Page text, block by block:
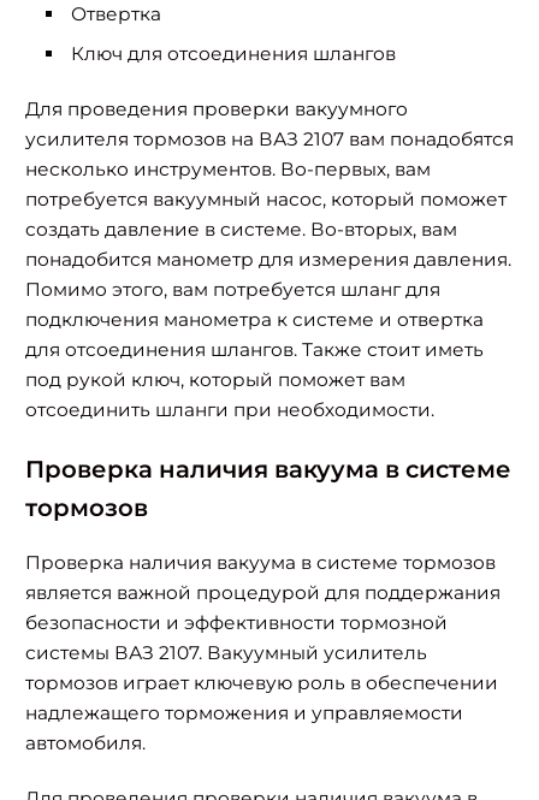
Отвертка
Ключ для отсоединения шлангов
Для проведения проверки вакуумного
усилителя тормозов на ВАЗ 2107 вам понадобятся
несколько инструментов. Во-первых, вам
потребуется вакуумный насос, который поможет
создать давление в системе. Во-вторых, вам
понадобится манометр для измерения давления.
Помимо этого, вам потребуется шланг для
подключения манометра к системе и отвертка
для отсоединения шлангов. Также стоит иметь
под рукой ключ, который поможет вам
отсоединить шланги при необходимости.
Проверка наличия вакуума в системе
тормозов
Проверка наличия вакуума в системе тормозов
является важной процедурой для поддержания
безопасности и эффективности тормозной
системы ВАЗ 2107. Вакуумный усилитель
тормозов играет ключевую роль в обеспечении
надлежащего торможения и управляемости
автомобиля.